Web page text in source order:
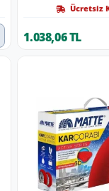
Ücretsiz
1.038,06 TL